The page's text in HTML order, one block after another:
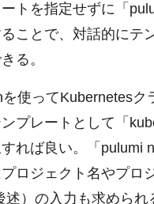
トを指定せずに「
ことで、対話的にテ
る。
使ってKubernetesク
プレートとして「
れば良い。「pulumi
プロジェクト名やプロ
述）の入力も求められ